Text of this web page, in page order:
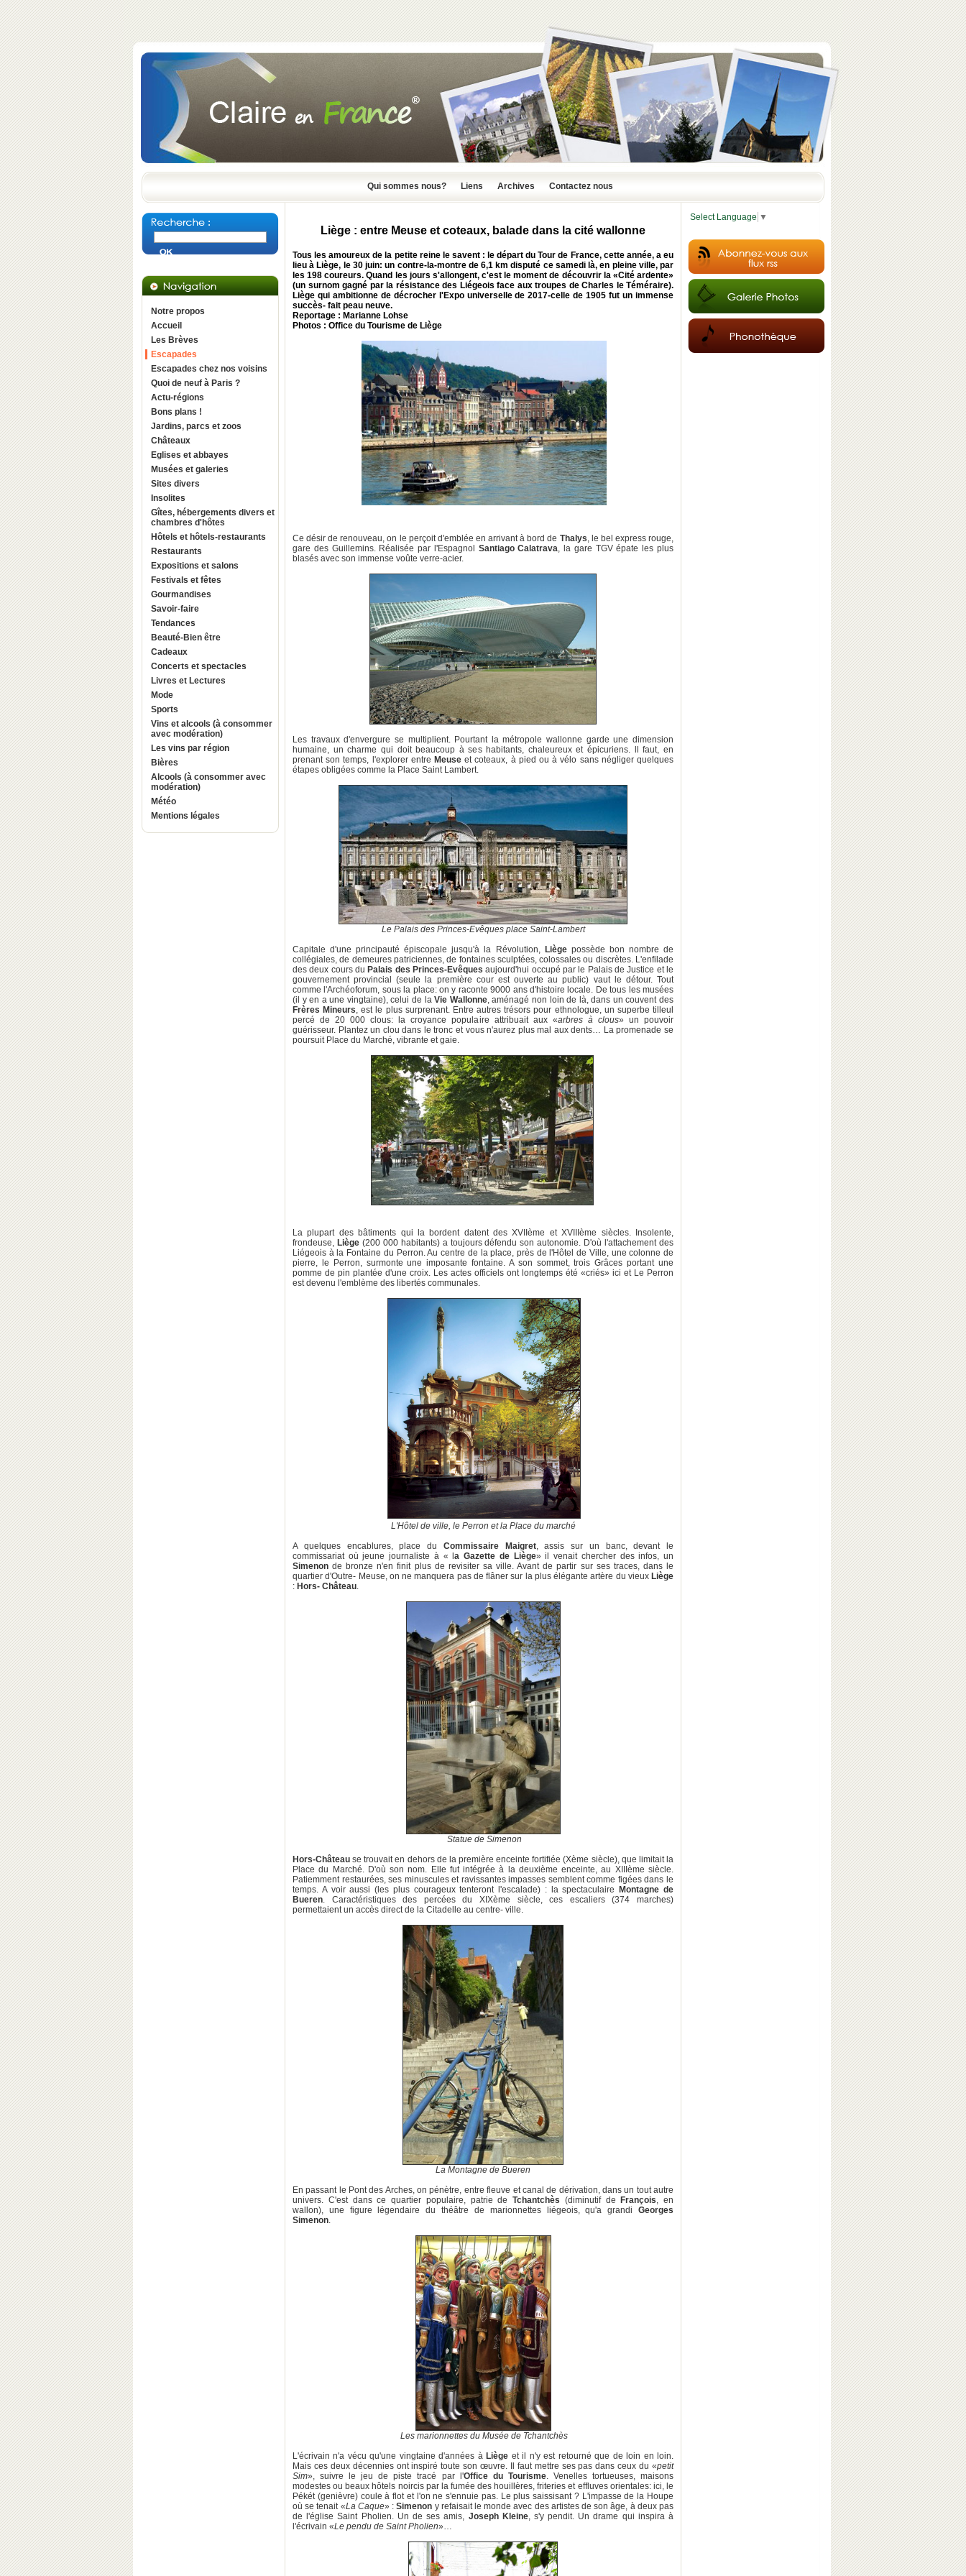
Qui sommes nous? Liens Archives Contactez nous
Notre propos
Accueil
Les Brèves
Escapades
Escapades chez nos voisins
Quoi de neuf à Paris ?
Actu-régions
Bons plans !
Jardins, parcs et zoos
Châteaux
Eglises et abbayes
Musées et galeries
Sites divers
Insolites
Gîtes, hébergements divers et
chambres d'hôtes
Hôtels et hôtels-restaurants
Restaurants
Expositions et salons
Festivals et fêtes
Gourmandises
Savoir-faire
Tendances
Beauté-Bien être
Cadeaux
Concerts et spectacles
Livres et Lectures
Mode
Sports
Vins et alcools (à consommer
avec modération)
Les vins par région
Bières
Alcools (à consommer avec
modération)
Météo
Mentions légales
Liège : entre Meuse et coteaux, balade dans la cité wallonne
Tous les amoureux de la petite reine le savent : le départ du Tour de France, cette année, a eu
lieu à Liège, le 30 juin: un contre-la-montre de 6,1 km disputé ce samedi là, en pleine ville, par
les 198 coureurs. Quand les jours s'allongent, c'est le moment de découvrir la «Cité ardente»
(un surnom gagné par la résistance des Liégeois face aux troupes de Charles le Téméraire).
Liège qui ambitionne de décrocher l'Expo universelle de 2017-celle de 1905 fut un immense
succès- fait peau neuve.
Reportage : Marianne Lohse
Photos : Office du Tourisme de Liège
Ce désir de renouveau, on le perçoit d'emblée en arrivant à bord de Thalys, le bel express rouge,
gare des Guillemins. Réalisée par l'Espagnol Santiago Calatrava, la gare TGV épate les plus
blasés avec son immense voûte verre-acier.
Les travaux d'envergure se multiplient. Pourtant la métropole wallonne garde une dimension
humaine, un charme qui doit beaucoup à ses habitants, chaleureux et épicuriens. ll faut, en
prenant son temps, l'explorer entre Meuse et coteaux, à pied ou à vélo sans négliger quelques
étapes obligées comme la Place Saint Lambert.
Le Palais des Princes-Evêques place Saint-Lambert
Capitale d'une principauté épiscopale jusqu'à la Révolution,Liègepossède bon nombre de
collégiales, de demeures patriciennes, de fontaines sculptées, colossales ou discrètes. L'enfilade
des deux cours du Palais des Princes-Evêques aujourd'hui occupé par le Palais de Justice et le
gouvernement provincial (seule la première cour est ouverte au public) vaut le détour. Tout
comme l'Archéoforum, sous la place: on y raconte 9000 ans d'histoire locale. De tous les musées
(il y en a une vingtaine), celui de laVie Wallonne, aménagé non loin de là, dans un couvent des
Frères Mineurs, est le plus surprenant. Entre autres trésors pour ethnologue, un superbe tilleul
percé de 20 000 clous: la croyance populaire attribuait aux «arbres à clous» un pouvoir
guérisseur. Plantez un clou dans le tronc et vous n'aurez plus mal aux dents… La promenade se
poursuit Place du Marché, vibrante et gaie.
La plupart des bâtiments qui la bordent datent des XVIIème et XVIIIème siècles. Insolente,
frondeuse, Liège(200 000 habitants) a toujours défendu son autonomie. D'où l'attachement des
Liégeois à la Fontaine du Perron. Au centre de la place, près de l'Hôtel de Ville, une colonne de
pierre, le Perron, surmonte une imposante fontaine. A son sommet, trois Grâces portant une
pomme de pin plantée d'une croix. Les actes officiels ont longtemps été «criés» ici et Le Perron
est devenu l'emblème des libertés communales.
L'Hôtel de ville, le Perron et la Place du marché
A quelques encablures, place du Commissaire Maigret, assis sur un banc, devant le
commissariat où jeune journaliste à « la Gazette de Liège» il venait chercher des infos, un
Simenon de bronze n'en finit plus de revisiter sa ville. Avant de partir sur ses traces, dans le
quartier d'Outre- Meuse, on ne manquera pas de flâner sur la plus élégante artère du vieux Liège
: Hors- Château.
Statue de Simenon
Hors-Château se trouvait en dehors de la première enceinte fortifiée (Xème siècle), que limitait la
Place du Marché. D'où son nom. Elle fut intégrée à la deuxième enceinte, au XIIIème siècle.
Patiemment restaurées, ses minuscules et ravissantes impasses semblent comme figées dans le
temps. A voir aussi (les plus courageux tenteront l'escalade) : la spectaculaire
Montagne de
Bueren. Caractéristiques des percées du XIXème siècle, ces escaliers (374 marches)
permettaient un accès direct de la Citadelle au centre- ville.
La Montagne de Bueren
En passant le Pont des Arches, on pénètre, entre fleuve et canal de dérivation, dans un tout autre
univers. C'est dans ce quartier populaire, patrie de Tchantchès (diminutif de François, en
wallon), une figure légendaire du théâtre de marionnettes liégeois, qu'a grandi Georges
Simenon.
Les marionnettes du Musée de Tchantchès
L'écrivain n'a vécu qu'une vingtaine d'années à Liège et il n'y est retourné que de loin en loin.
Mais ces deux décennies ont inspiré toute son œuvre. Il faut mettre ses pas dans ceux du «petit
Sim», suivre le jeu de piste tracé par l'Office du Tourisme. Venelles tortueuses, maisons
modestes ou beaux hôtels noircis par la fumée des houillères, friteries et effluves orientales: ici, le
Pékét (genièvre) coule à flot et l'on ne s'ennuie pas. Le plus saissisant ? L'impasse de la Houpe
où se tenait «La Caque» : Simenon y refaisait le monde avec des artistes de son âge, à deux pas
de l'église Saint Pholien. Un de ses amis, Joseph Kleine, s'y pendit. Un drame qui inspira à
l'écrivain «Le pendu de Saint Pholien»…
Select Language ▼